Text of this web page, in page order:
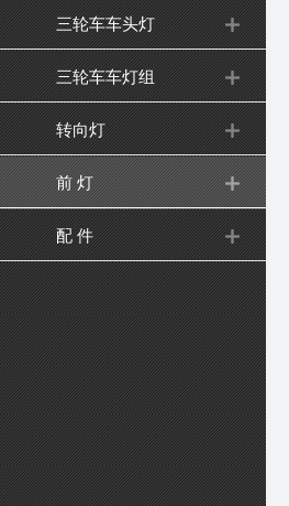
三轮车车头灯
三轮车车灯组
转向灯
前 灯
配 件